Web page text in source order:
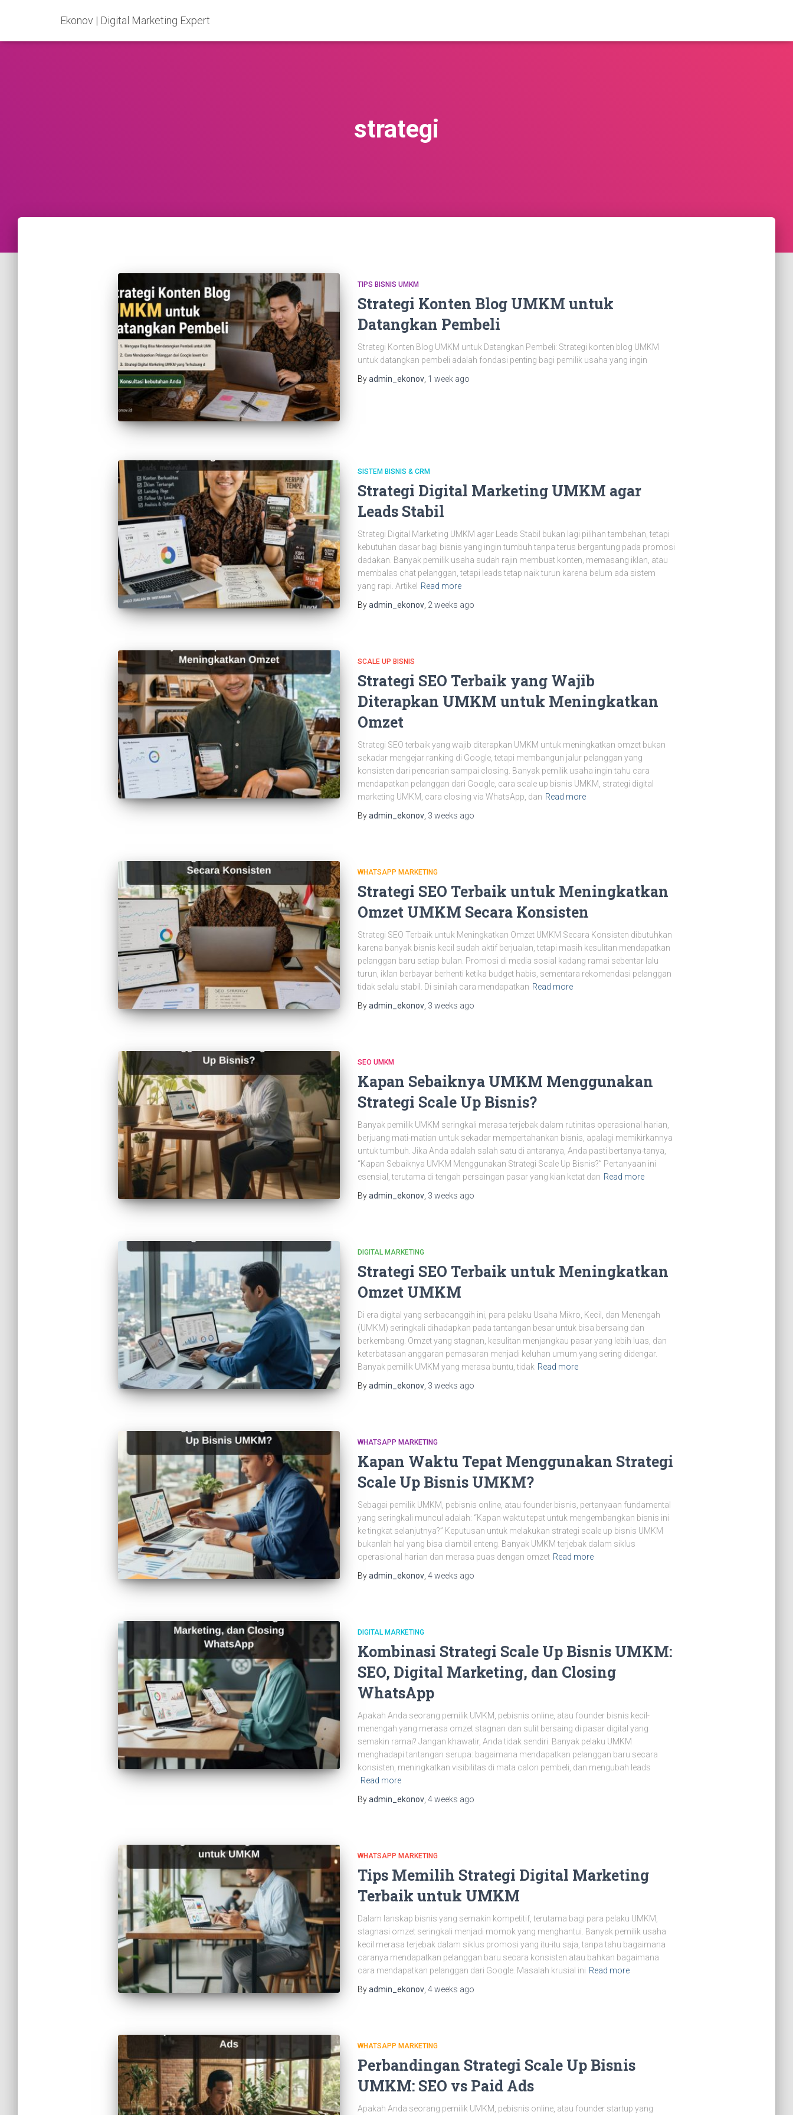
Ekonov | Digital Marketing Expert
strategi
TIPS BISNIS UMKM
Strategi Konten Blog UMKM untuk
Datangkan Pembeli
Strategi Konten Blog UMKM untuk Datangkan Pembeli: Strategi konten blog UMKM
untuk datangkan pembeli adalah fondasi penting bagi pemilik usaha yang ingin
Byadmin_ekonov, 1 weekago
SISTEM BISNIS & CRM
Strategi Digital Marketing UMKM agar
Leads Stabil
Strategi Digital Marketing UMKM agar Leads Stabil bukan lagi pilihan tambahan, tetapi
kebutuhan dasar bagi bisnis yang ingin tumbuh tanpa terus bergantung pada promosi
dadakan. Banyak pemilik usaha sudah rajin membuat konten, memasang iklan, atau
membalas chat pelanggan, tetapi leads tetap naik turun karena belum ada sistem
yang rapi. Artikel Read more
Byadmin_ekonov, 2 weeks ago
SCALE UP BISNIS
Strategi SEO Terbaik yang Wajib
Diterapkan UMKM untuk Meningkatkan
Omzet
Strategi SEO terbaik yang wajib diterapkan UMKM untuk meningkatkan omzet bukan
sekadar mengejar ranking di Google, tetapi membangun jalur pelanggan yang
konsisten dari pencarian sampai closing. Banyak pemilik usaha ingin tahu cara
mendapatkan pelanggan dari Google, cara scale up bisnis UMKM, strategi digital
marketing UMKM, cara closing via WhatsApp, dan Read more
Byadmin_ekonov, 3 weeks ago
WHATSAPP MARKETING
Strategi SEO Terbaik untuk Meningkatkan
Omzet UMKM Secara Konsisten
Strategi SEO Terbaik untuk Meningkatkan Omzet UMKM Secara Konsisten dibutuhkan
karena banyak bisnis kecil sudah aktif berjualan, tetapi masih kesulitan mendapatkan
pelanggan baru setiap bulan. Promosi di media sosial kadang ramai sebentar lalu
turun, iklan berbayar berhenti ketika budget habis, sementara rekomendasi pelanggan
tidak selalu stabil. Di sinilah cara mendapatkan Read more
Byadmin_ekonov, 3 weeks ago
SEO UMKM
Kapan Sebaiknya UMKM Menggunakan
Strategi Scale Up Bisnis?
Banyak pemilik UMKM seringkali merasa terjebak dalam rutinitas operasional harian,
berjuang mati-matian untuk sekadar mempertahankan bisnis, apalagi memikirkannya
untuk tumbuh. Jika Anda adalah salah satu di antaranya, Anda pasti bertanya-tanya,
“Kapan Sebaiknya UMKM Menggunakan Strategi Scale Up Bisnis?” Pertanyaan ini
esensial, terutama di tengah persaingan pasar yang kian ketat dan Read more
Byadmin_ekonov, 3 weeks ago
DIGITAL MARKETING
Strategi SEO Terbaik untuk Meningkatkan
Omzet UMKM
Di era digital yang serbacanggih ini, para pelaku Usaha Mikro, Kecil, dan Menengah
(UMKM) seringkali dihadapkan pada tantangan besar untuk bisa bersaing dan
berkembang. Omzet yang stagnan, kesulitan menjangkau pasar yang lebih luas, dan
keterbatasan anggaran pemasaran menjadi keluhan umum yang sering didengar.
Banyak pemilik UMKM yang merasa buntu, tidak Read more
Byadmin_ekonov, 3 weeks ago
WHATSAPP MARKETING
Kapan Waktu Tepat Menggunakan Strategi
Scale Up Bisnis UMKM?
Sebagai pemilik UMKM, pebisnis online, atau founder bisnis, pertanyaan fundamental
yang seringkali muncul adalah: “Kapan waktu tepat untuk mengembangkan bisnis ini
ke tingkat selanjutnya?” Keputusan untuk melakukan strategi scale up bisnis UMKM
bukanlah hal yang bisa diambil enteng. Banyak UMKM terjebak dalam siklus
operasional harian dan merasa puas dengan omzet Read more
Byadmin_ekonov, 4 weeks ago
DIGITAL MARKETING
Kombinasi Strategi Scale Up Bisnis UMKM:
SEO, Digital Marketing, dan Closing
WhatsApp
Apakah Anda seorang pemilik UMKM, pebisnis online, atau founder bisnis kecil-
menengah yang merasa omzet stagnan dan sulit bersaing di pasar digital yang
semakin ramai? Jangan khawatir, Anda tidak sendiri. Banyak pelaku UMKM
menghadapi tantangan serupa: bagaimana mendapatkan pelanggan baru secara
konsisten, meningkatkan visibilitas di mata calon pembeli, dan mengubah leads
Read more
Byadmin_ekonov, 4 weeks ago
WHATSAPP MARKETING
Tips Memilih Strategi Digital Marketing
Terbaik untuk UMKM
Dalam lanskap bisnis yang semakin kompetitif, terutama bagi para pelaku UMKM,
stagnasi omzet seringkali menjadi momok yang menghantui. Banyak pemilik usaha
kecil merasa terjebak dalam siklus promosi yang itu-itu saja, tanpa tahu bagaimana
caranya mendapatkan pelanggan baru secara konsisten atau bahkan bagaimana
cara mendapatkan pelanggan dari Google. Masalah krusial ini Read more
Byadmin_ekonov, 4 weeks ago
WHATSAPP MARKETING
Perbandingan Strategi Scale Up Bisnis
UMKM: SEO vs Paid Ads
Apakah Anda seorang pemilik UMKM, pebisnis online, atau founder startup yang